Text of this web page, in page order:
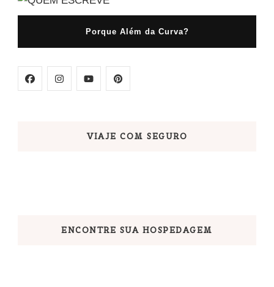
Porque Além da Curva?
VIAJE COM SEGURO
ENCONTRE SUA HOSPEDAGEM